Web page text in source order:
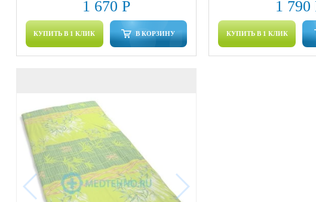
1 670 Р
КУПИТЬ В 1 КЛИК В КОРЗИНУ
1 790
КУПИТЬ В 1 КЛИК